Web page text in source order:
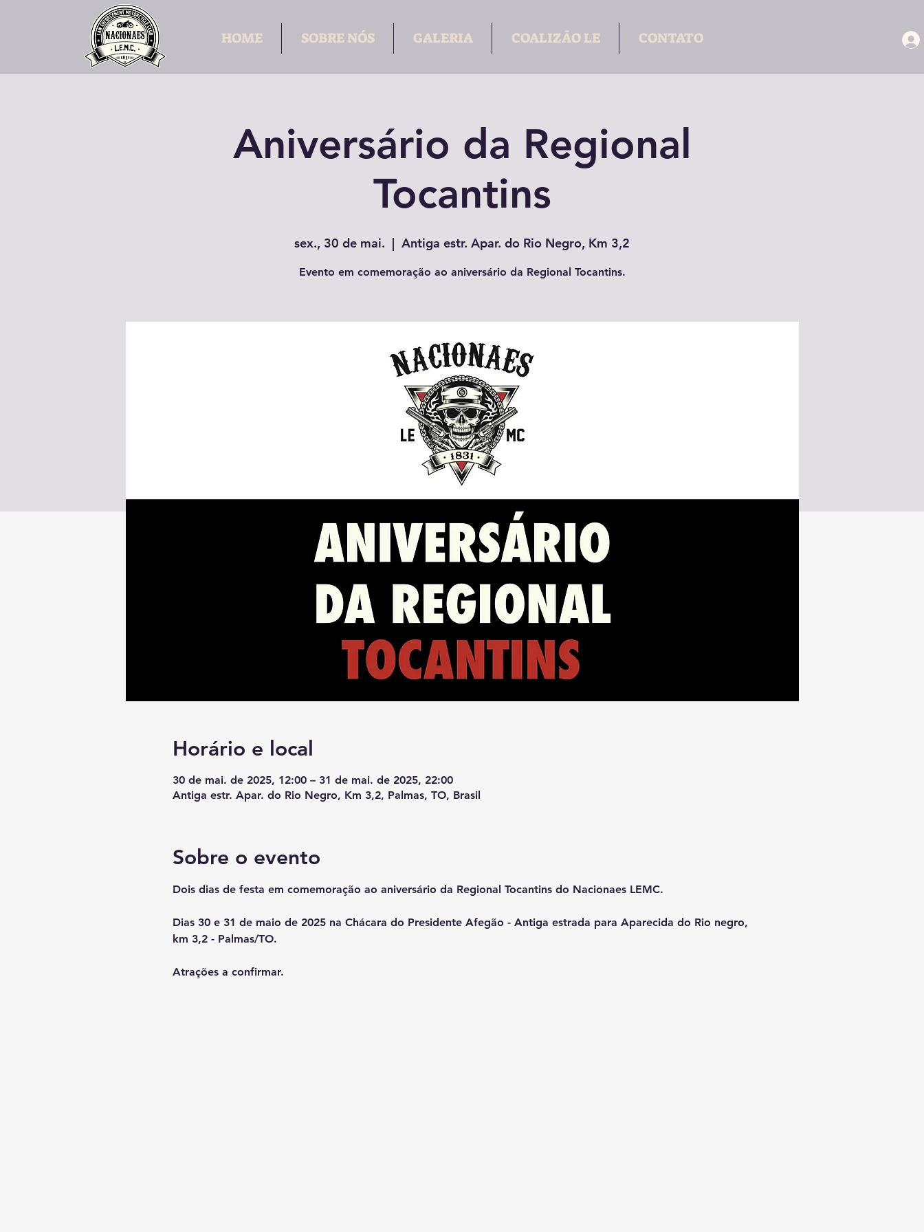
HOME SOBRE NÓS GALERIA COALIZÃO LE CONTATO
Aniversário da Regional
Tocantins
sex., 30 de mai.
  |
Antiga estr. Apar. do Rio Negro, Km 3,2
Evento em comemoração ao aniversário da Regional Tocantins.
Horário e local
30 de mai. de 2025, 12:00 – 31 de mai. de 2025, 22:00
Antiga estr. Apar. do Rio Negro, Km 3,2, Palmas, TO, Brasil
Sobre o evento
Dois dias de festa em comemoração ao aniversário da Regional Tocantins do Nacionaes LEMC.
Dias 30 e 31 de maio de 2025 na Chácara do Presidente Afegão - Antiga estrada para Aparecida do Rio negro,
km 3,2 - Palmas/TO.
Atrações a confirmar.